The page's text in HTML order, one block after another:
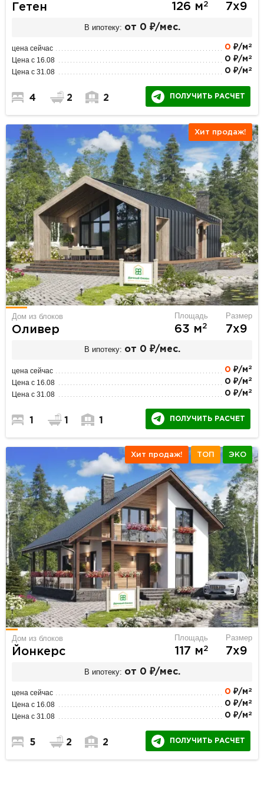
Гетен 126 м2 7х9
В ипотеку: от 0 ₽/мес.
цена сейчас 0 ₽/м 2
Цена с 16.08 0 ₽/м 2
Цена с 31.08 0 ₽/м 2
4 2 2 ПОЛУЧИТЬ РАСЧЕТ
Хит продаж!
Дом из блоков
Оливер
Площадь
63 м2
Размер
7х9
В ипотеку: от 0 ₽/мес.
цена сейчас 0 ₽/м 2
Цена с 16.08 0 ₽/м 2
Цена с 31.08 0 ₽/м 2
1 1 1 ПОЛУЧИТЬ РАСЧЕТ
Хит продаж! ТОП ЭКО
Дом из блоков
Йонкерс
Площадь
117 м2
Размер
7х9
В ипотеку: от 0 ₽/мес.
цена сейчас 0 ₽/м 2
Цена с 16.08 0 ₽/м 2
Цена с 31.08 0 ₽/м 2
5 2 2 ПОЛУЧИТЬ РАСЧЕТ